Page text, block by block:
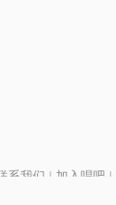
系我们 | 加入唱吧 |